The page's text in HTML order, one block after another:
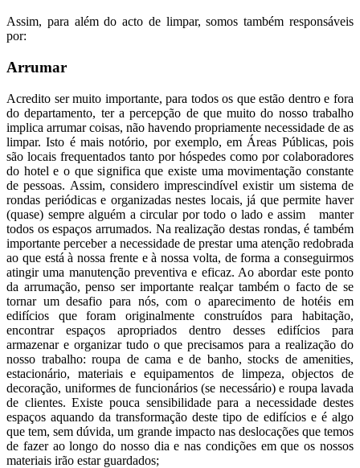
Assim, para além do acto de limpar, somos também responsáveis
por:
Arrumar
Acredito ser muito importante, para todos os que estão dentro e fora
do departamento, ter a percepção de que muito do nosso trabalho
implica arrumar coisas, não havendo propriamente necessidade de as
limpar. Isto é mais notório, por exemplo, em Áreas Públicas, pois
são locais frequentados tanto por hóspedes como por colaboradores
do hotel e o que significa que existe uma movimentação constante
de pessoas. Assim, considero imprescindível existir um sistema de
rondas periódicas e organizadas nestes locais, já que permite haver
(quase) sempre alguém a circular por todo o lado e assim manter
todos os espaços arrumados. Na realização destas rondas, é também
importante perceber a necessidade de prestar uma atenção redobrada
ao que está à nossa frente e à nossa volta, de forma a conseguirmos
atingir uma manutenção preventiva e eficaz. Ao abordar este ponto
da arrumação, penso ser importante realçar também o facto de se
tornar um desafio para nós, com o aparecimento de hotéis em
edifícios que foram originalmente construídos para habitação,
encontrar espaços apropriados dentro desses edifícios para
armazenar e organizar tudo o que precisamos para a realização do
nosso trabalho: roupa de cama e de banho, stocks de amenities,
estacionário, materiais e equipamentos de limpeza, objectos de
decoração, uniformes de funcionários (se necessário) e roupa lavada
de clientes. Existe pouca sensibilidade para a necessidade destes
espaços aquando da transformação deste tipo de edifícios e é algo
que tem, sem dúvida, um grande impacto nas deslocações que temos
de fazer ao longo do nosso dia e nas condições em que os nossos
materiais irão estar guardados;